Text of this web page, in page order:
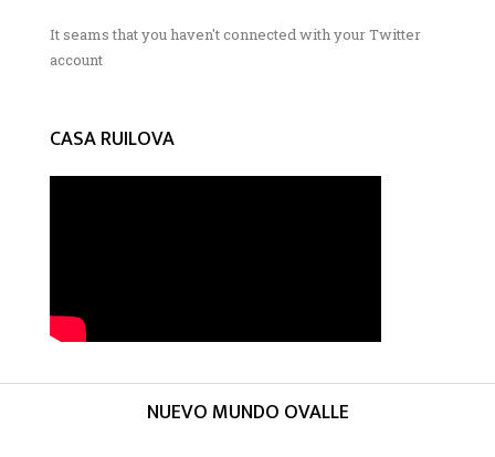
It seams that you haven't connected with your Twitter
account
CASA RUILOVA
NUEVO MUNDO OVALLE